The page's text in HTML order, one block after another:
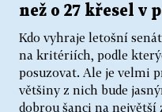
než o 27 křesel v
Kdo vyhraje letošní
na kritériích, podle
posuzovat. Ale je velmi
většiny z nich bude
dobrou šanci na